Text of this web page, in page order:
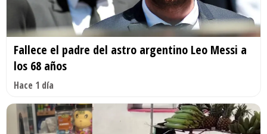
Fallece el padre del astro argentino Leo Messi a
los 68 años
Hace 1 día